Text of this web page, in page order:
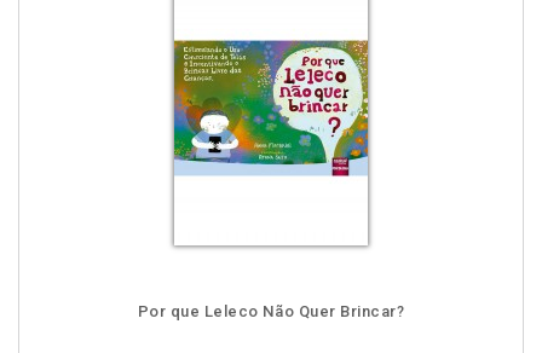
Por que Leleco Não Quer Brincar?